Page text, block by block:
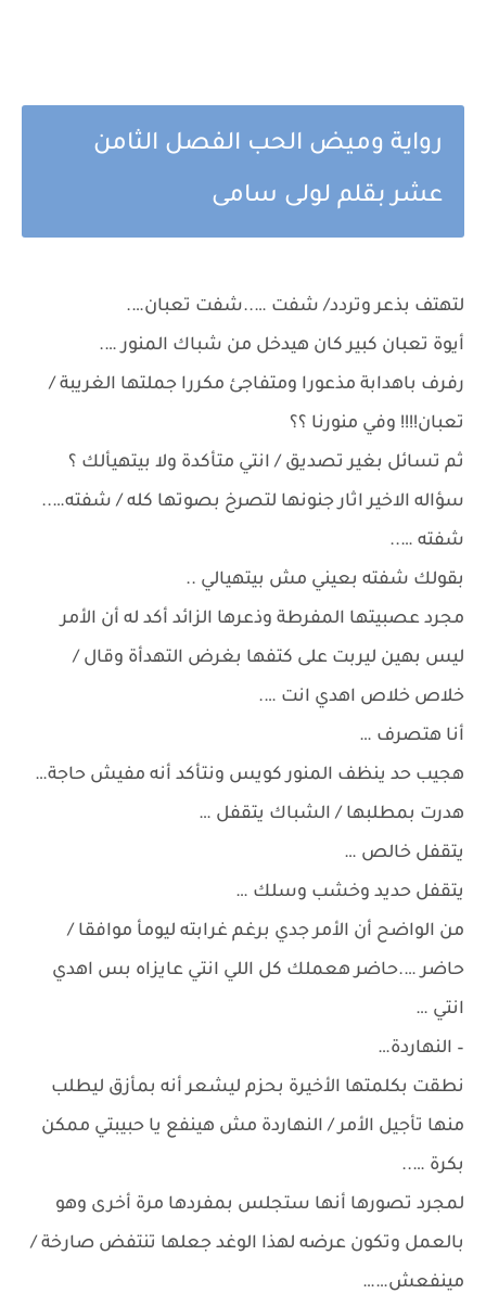
رواية وميض الحب الفصل الثامن
عشر بقلم لولى سامى
لتهتف بذعر وتردد/ شفت …..شفت تعبان….
أيوة تعبان كبير كان هيدخل من شباك المنور ….
رفرف باهدابة مذعورا ومتفاجئ مكررا جملتها الغريبة /
تعبان!!!! وفي منورنا ؟؟
ثم تسائل بغير تصديق / انتي متأكدة ولا بيتهيألك ؟
سؤاله الاخير اثار جنونها لتصرخ بصوتها كله / شفته…..
شفته …..
بقولك شفته بعيني مش بيتهيالي ..
مجرد عصبيتها المفرطة وذعرها الزائد أكد له أن الأمر
ليس بهين ليربت على كتفها بغرض التهدأة وقال /
خلاص خلاص اهدي انت ….
أنا هتصرف …
هجيب حد ينظف المنور كويس ونتأكد أنه مفيش حاجة…
هدرت بمطلبها / الشباك يتقفل …
يتقفل خالص …
يتقفل حديد وخشب وسلك …
من الواضح أن الأمر جدي برغم غرابته ليومأ موافقا /
حاضر ….حاضر هعملك كل اللي انتي عايزاه بس اهدي
انتي …
– النهاردة…
نطقت بكلمتها الأخيرة بحزم ليشعر أنه بمأزق ليطلب
منها تأجيل الأمر / النهاردة مش هينفع يا حبيبتي ممكن
بكرة …..
لمجرد تصورها أنها ستجلس بمفردها مرة أخرى وهو
بالعمل وتكون عرضه لهذا الوغد جعلها تنتفض صارخة /
مينفعش……